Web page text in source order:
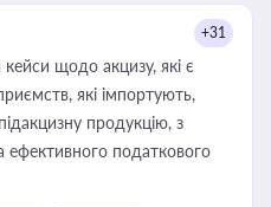
+31
щодо акцизу, які є
які імпортують,
продукцію, з
податкового